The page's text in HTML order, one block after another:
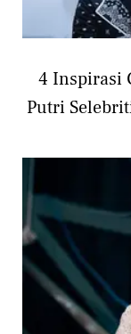
4 Inspirasi
Putri